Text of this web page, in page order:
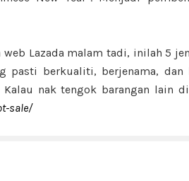
Lazada malam tadi, inilah 5
pasti berkualiti, berjenama, dan
Kalau nak tengok barangan lain
sale/